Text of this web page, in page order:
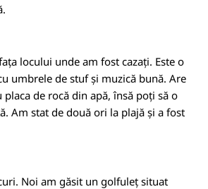
locului unde am fost cazați. Este o
umbrele de stuf și muzică bună. Are
placa de rocă din apă, însă poți să o
Am stat de două ori la plajă și a fost
Noi am găsit un golfuleț situat